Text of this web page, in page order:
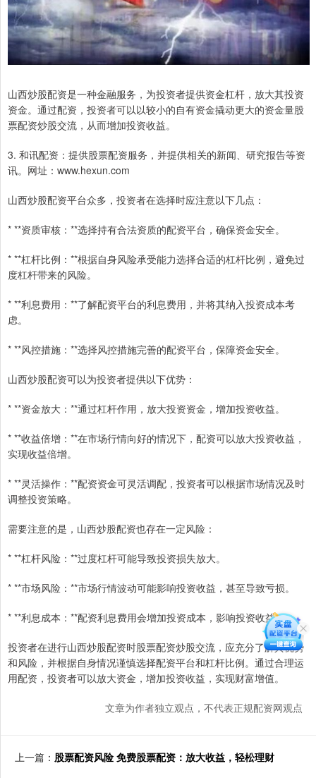
山西炒股配资是一种金融服务，为投资者提供资金杠杆，放大其投资
资金。通过配资，投资者可以以较小的自有资金撬动更大的资金量股
票配资炒股交流，从而增加投资收益。
3. 和讯配资：提供股票配资服务，并提供相关的新闻、研究报告等资
讯。网址：www.hexun.com
山西炒股配资平台众多，投资者在选择时应注意以下几点：
* **资质审核：**选择持有合法资质的配资平台，确保资金安全。
* **杠杆比例：**根据自身风险承受能力选择合适的杠杆比例，避免过
度杠杆带来的风险。
* **利息费用：**了解配资平台的利息费用，并将其纳入投资成本考
虑。
* **风控措施：**选择风控措施完善的配资平台，保障资金安全。
山西炒股配资可以为投资者提供以下优势：
* **资金放大：**通过杠杆作用，放大投资资金，增加投资收益。
* **收益倍增：**在市场行情向好的情况下，配资可以放大投资收益，
实现收益倍增。
* **灵活操作：**配资资金可灵活调配，投资者可以根据市场情况及时
调整投资策略。
需要注意的是，山西炒股配资也存在一定风险：
* **杠杆风险：**过度杠杆可能导致投资损失放大。
* **市场风险：**市场行情波动可能影响投资收益，甚至导致亏损。
* **利息成本：**配资利息费用会增加投资成本，影响投资收益。
投资者在进行山西炒股配资时股票配资炒股交流，应充分了解其优势
和风险，并根据自身情况谨慎选择配资平台和杠杆比例。通过合理运
用配资，投资者可以放大资金，增加投资收益，实现财富增值。
文章为作者独立观点，不代表正规配资网观点
上一篇： 股票配资风险 免费股票配资：放大收益，轻松理财